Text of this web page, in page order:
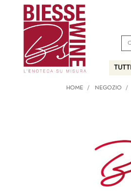
HOME NEGOZIO